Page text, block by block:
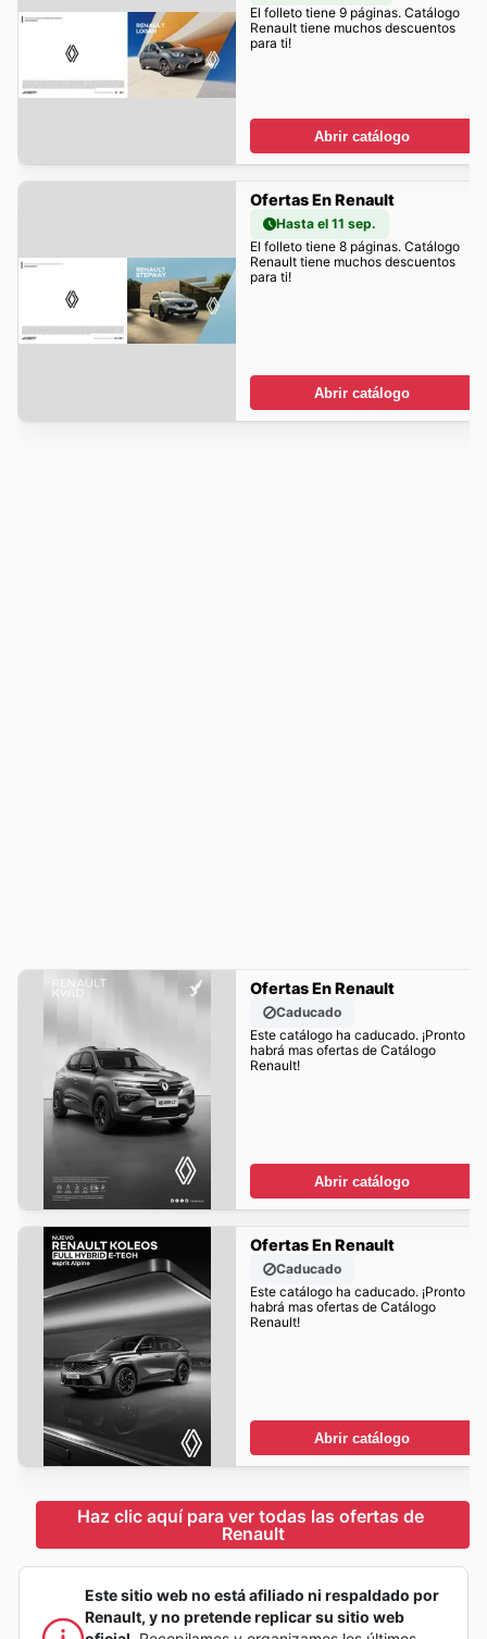
El folleto tiene 9 páginas. Catálogo
Renault tiene muchos descuentos
para ti!
Abrir catálogo
Ofertas En Renault
Hasta el 11 sep.
El folleto tiene 8 páginas. Catálogo
Renault tiene muchos descuentos
para ti!
Abrir catálogo
Ofertas En Renault
Caducado
Este catálogo ha caducado. ¡Pronto
habrá mas ofertas de Catálogo
Renault!
Abrir catálogo
Ofertas En Renault
Caducado
Este catálogo ha caducado. ¡Pronto
habrá mas ofertas de Catálogo
Renault!
Abrir catálogo
Haz clic aquí para ver todas las ofertas de
Renault
Este sitio web no está afiliado ni respaldado por
Renault, y no pretende replicar su sitio web